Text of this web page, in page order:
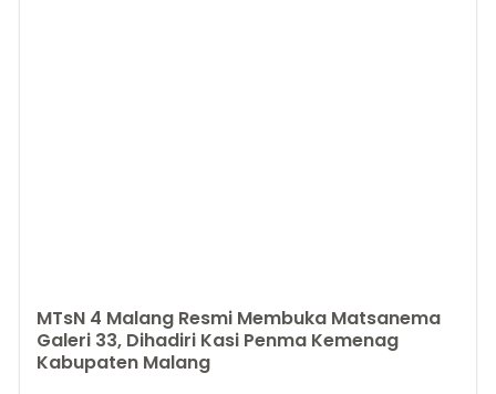
MTsN 4 Malang Resmi Membuka Matsanema
Galeri 33, Dihadiri Kasi Penma Kemenag
Kabupaten Malang